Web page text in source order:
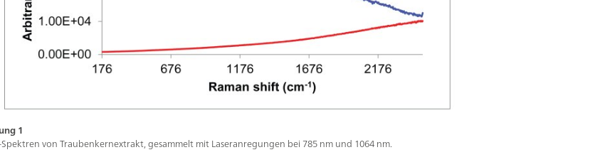
1
von Traubenkernextrakt, gesammelt mit Laseranregungen bei 785 nm und 1064 nm.